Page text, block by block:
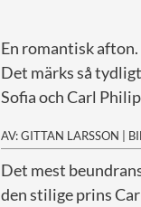
En romantisk afton.
Det märks så
Sofia och Carl
AV: GITTAN LARSSON |
Det mest
den stilige prins